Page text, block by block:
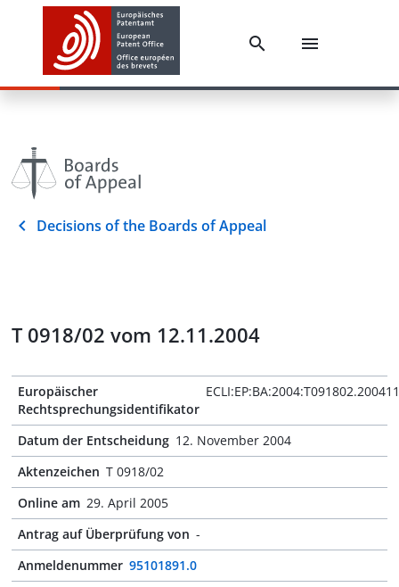
Decisions of the Boards of Appeal
T 0918/02 vom 12.11.2004
Europäischer
Rechtsprechungsidentifikator
Datum der Entscheidung 12. November 2004
Aktenzeichen T 0918/02
Online am 29. April 2005
Antrag auf Überprüfung von -
Anmeldenummer 95101891.0